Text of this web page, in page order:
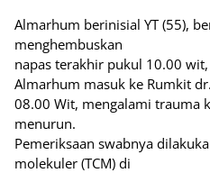
Almarhum berinisial YT (55),
menghembuskan
napas terakhir pukul 10.00
Almarhum masuk ke Rumkit
08.00 Wit, mengalami trauma
menurun.
Pemeriksaan swabnya
molekuler (TCM) di